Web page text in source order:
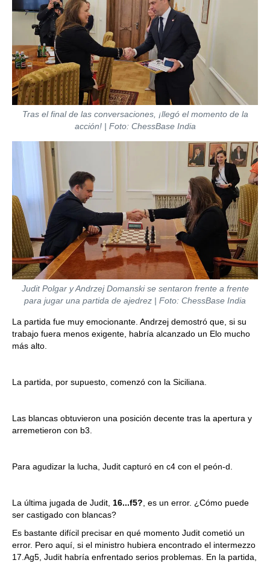
Tras el final de las conversaciones, ¡llegó el momento de la
acción! | Foto: ChessBase India
Judit Polgar y Andrzej Domanski se sentaron frente a frente
para jugar una partida de ajedrez | Foto: ChessBase India
La partida fue muy emocionante. Andrzej demostró que, si su
trabajo fuera menos exigente, habría alcanzado un Elo mucho
más alto.
La partida, por supuesto, comenzó con la Siciliana.
Las blancas obtuvieron una posición decente tras la apertura y
arremetieron con b3.
Para agudizar la lucha, Judit capturó en c4 con el peón-d.
La última jugada de Judit, 16...f5?, es un error. ¿Cómo puede
ser castigado con blancas?
Es bastante difícil precisar en qué momento Judit cometió un
error. Pero aquí, si el ministro hubiera encontrado el intermezzo
17.Ag5, Judit habría enfrentado serios problemas. En la partida,